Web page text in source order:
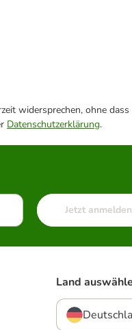
widersprechen, ohne
Datenschutzerklärung.
Jetzt anmelden
Land